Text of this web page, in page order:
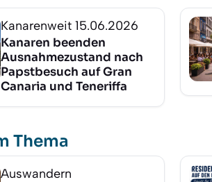
Kanarenweit 15.06.2026
Kanaren beenden
Ausnahmezustand nach
Papstbesuch auf Gran
Canaria und Teneriffa
Thema
Auswandern